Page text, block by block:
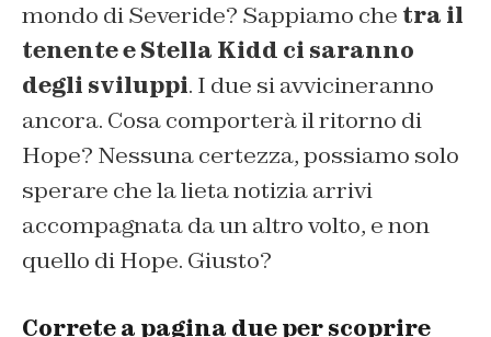
mondo di Severide? Sappiamo che tra il
tenente e Stella Kidd ci saranno
degli sviluppi. I due si avvicineranno
ancora. Cosa comporterà il ritorno di
Hope? Nessuna certezza, possiamo solo
sperare che la lieta notizia arrivi
accompagnata da un altro volto, e non
quello di Hope. Giusto?
Correte a pagina due per scoprire